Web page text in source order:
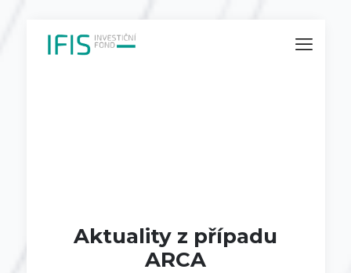
Aktuality z případu
ARCA